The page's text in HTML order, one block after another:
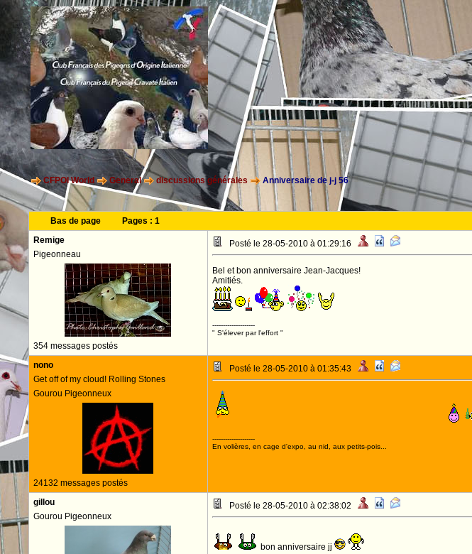
CFPOI World General discussions générales Anniversaire de j-j 56
Bas de page Pages : 1
Remige
Pigeonneau
354 messages postés
Posté le 28-05-2010 à 01:29:16
Bel et bon anniversaire Jean-Jacques!
Amitiés.
--------------------
" S'élever par l'effort "
nono
Get off of my cloud! Rolling Stones
Gourou Pigeonneux
24132 messages postés
Posté le 28-05-2010 à 01:35:43
--------------------
En volières, en cage d'expo, au nid, aux petits-pois...
gillou
Gourou Pigeonneux
Posté le 28-05-2010 à 02:38:02
bon anniversaire jj